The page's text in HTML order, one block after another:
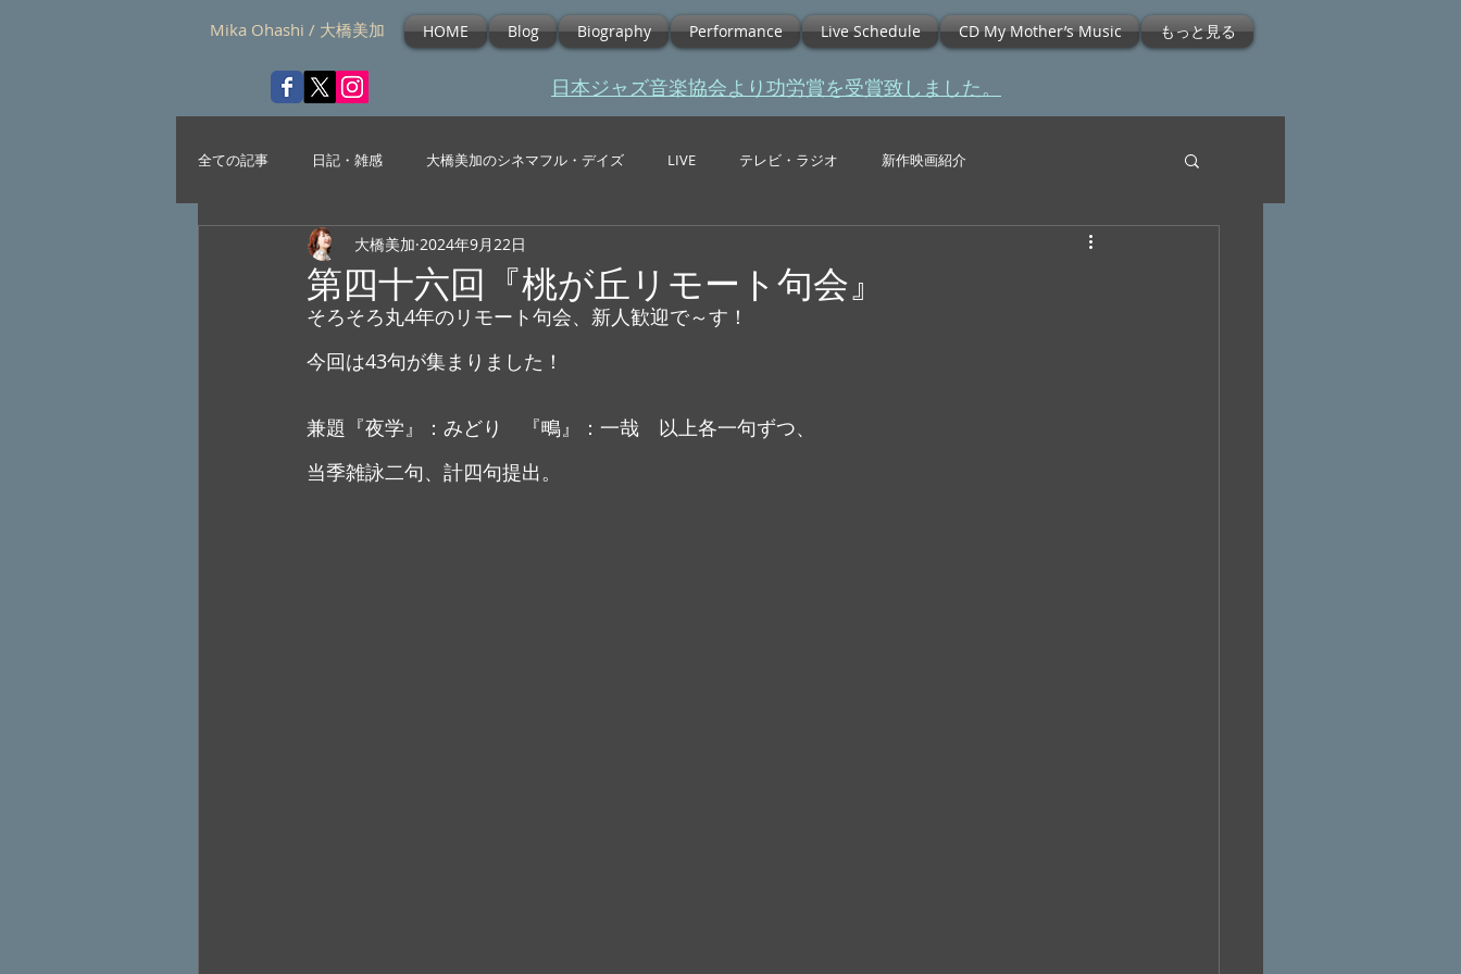
Mika Ohashi / 大橋美加 HOME Blog Biography Performance Live Schedule CD My Mother’s Music もっと見る
​日本ジャズ音楽協会より功労賞を受賞致しました。
全ての記事 日記・雑感 大橋美加のシネマフル・デイズ LIVE テレビ・ラジオ 新作映画紹介
第四十六回『桃が丘リモート句会』
大橋美加 2024年9月22日
そろそろ丸4年のリモート句会、新人歓迎で～す！
今回は43句が集まりました！
兼題『夜学』：みどり　『鴫』：一哉　以上各一句ずつ、
当季雑詠二句、計四句提出。